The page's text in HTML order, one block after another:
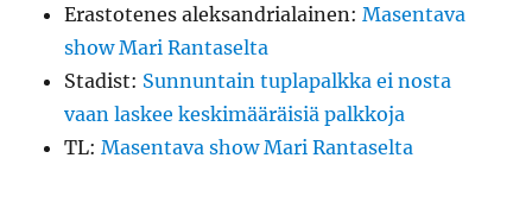
Erastotenes aleksandrialainen:Masentava
show Mari Rantaselta
Stadist: Sunnuntain tuplapalkka ei nosta
vaan laskee keskimääräisiä palkkoja
TL:Masentava show Mari Rantaselta